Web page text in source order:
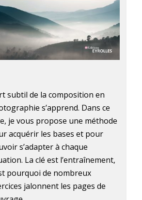
subtil de la composition en
s’apprend. Dans ce
je vous propose une méthode
acquérir les bases et pour
s’adapter à chaque
La clé est l’entraînement,
pourquoi de nombreux
jalonnent les pages de